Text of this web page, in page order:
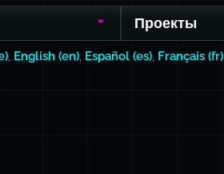
Проекты
English (en) Español (es) Français (fr)